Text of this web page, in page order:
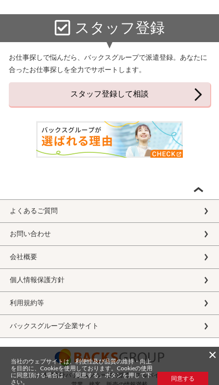
スタッフ登録
お仕事探しで悩んだら、バックスグループで派遣登録。あなたに
合ったお仕事探しを全力でサポートします。
スタッフ登録して相談
よくあるご質問
お問い合わせ
会社概要
個人情報保護方針
利用規約等
バックスグループ企業サイト
株式会社バックスグループの派遣・アルバイト求人
×
当社のウェブサイトは、利便性及び品質の維持・向上
を目的に、Cookieを使用しております。Cookieの使用
に同意頂ける場合は、「同意する」ボタンを押して下
さい。
同意する